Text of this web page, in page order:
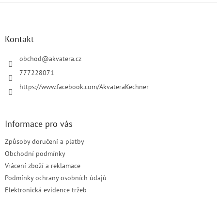
Z
Kontakt
obchod@akvatera.cz
777228071
https://www.facebook.com/AkvateraKechner
Informace pro vás
Způsoby doručení a platby
Obchodní podmínky
Vrácení zboží a reklamace
Podmínky ochrany osobních údajů
Elektronická evidence tržeb